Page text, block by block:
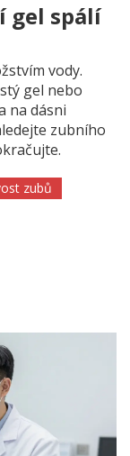
gel spálí
vody.
gel nebo
na dásni
zubního
zubů